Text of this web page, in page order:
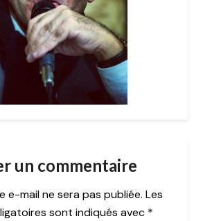
un commentaire
e-mail ne sera pas publiée. Les
sont indiqués avec *